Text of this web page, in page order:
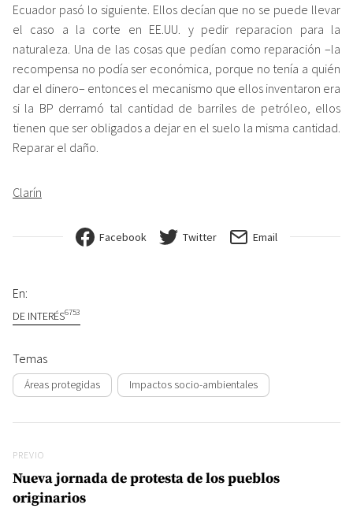
Ecuador pasó lo siguiente. Ellos decían que no se puede llevar
el caso a la corte en EE.UU. y pedir reparacion para la
naturaleza. Una de las cosas que pedían como reparación –la
recompensa no podía ser económica, porque no tenía a quién
dar el dinero– entonces el mecanismo que ellos inventaron era
si la BP derramó tal cantidad de barriles de petróleo, ellos
tienen que ser obligados a dejar en el suelo la misma cantidad.
Reparar el daño.
Clarín
Facebook Twitter Email
En:
DE INTERÉS6753
Temas
Áreas protegidas Impactos socio-ambientales
Previo
PREVIO
Nueva jornada de protesta de los pueblos
originarios